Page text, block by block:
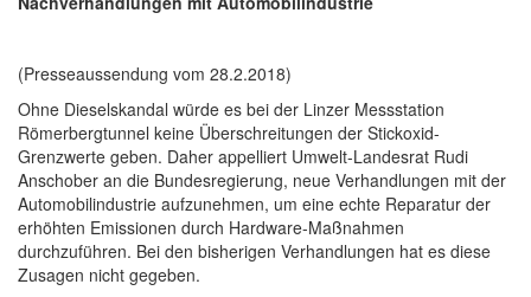
(Presseaussendung vom 28.2.2018)
Ohne Dieselskandal würde es bei der Linzer Messstation
Römerbergtunnel keine Überschreitungen der Stickoxid-
Grenzwerte geben. Daher appelliert Umwelt-Landesrat Rudi
Anschober an die Bundesregierung, neue Verhandlungen mit der
Automobilindustrie aufzunehmen, um eine echte Reparatur der
erhöhten Emissionen durch Hardware-Maßnahmen
durchzuführen. Bei den bisherigen Verhandlungen hat es diese
Zusagen nicht gegeben.